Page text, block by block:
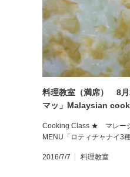
料理教室（満席） 8月
マッ」Malaysian
Cooking Class ★ マレー
MENU「ロティチャナイ3
2016/7/7 料理教室